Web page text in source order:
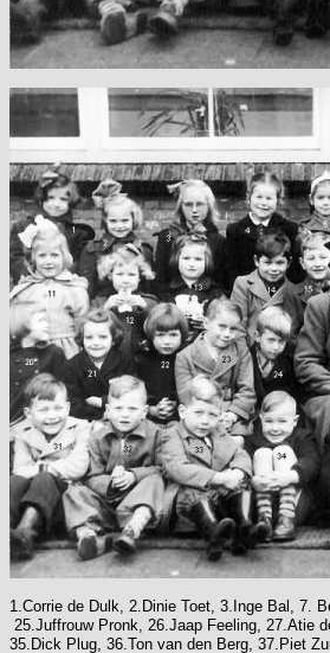
1.Corrie de Dulk, 2.Dinie Toet, 3.Inge Bal, 7.
25.Juffrouw Pronk, 26.Jaap Feeling, 27.Atie
35.Dick Plug, 36.Ton van den Berg, 37.Piet